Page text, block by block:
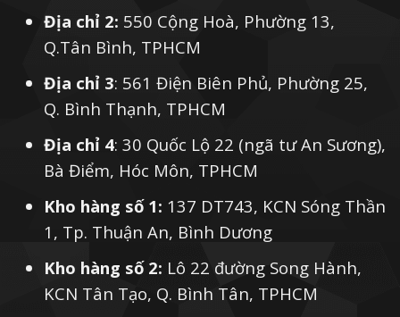
Địa chỉ 2: 550 Cộng Hoà, Phường 13,
Q.Tân Bình, TPHCM
Địa chỉ 3: 561 Điện Biên Phủ, Phường 25,
Q. Bình Thạnh, TPHCM
Địa chỉ 4: 30 Quốc Lộ 22 (ngã tư An Sương),
Bà Điểm, Hóc Môn, TPHCM
Kho hàng số 1: 137 DT743, KCN Sóng Thần
1, Tp. Thuận An, Bình Dương
Kho hàng số 2: Lô 22 đường Song Hành,
KCN Tân Tạo, Q. Bình Tân, TPHCM